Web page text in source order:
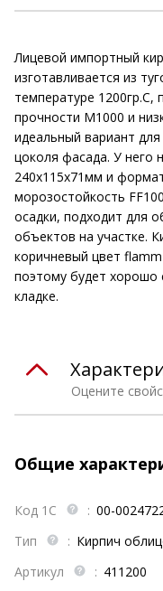
Лицевой импортный
изготавливается из
температуре 1200гр.С,
прочности М1000 и
идеальный вариант
цоколя фасада. У него
240х115х71мм и
морозостойкость
осадки, подходит для
объектов на участке.
коричневый цвет
поэтому будет хорошо
кладке.
Оцените
Общие
Код 1С : 00-
Тип
: Кирпич
Артикул
: 411200